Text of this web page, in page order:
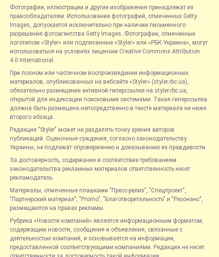
Фотографии, иллюстрации и другие изображения принадлежат их
правообладателям. Использование фотографий, отмеченных Getty
Images, допускается исключительно при наличии письменного
разрешения фотоагентства Getty Images. Фотографии, отмеченные
логотипом «Styler» или подписанные «Styler» или «РБК-Украина», могут
использоваться на условиях лицензии Creative Commons Attribution
4.0 International.
При полном или частичном воспроизведении информационных
материалов, опубликованных на вебсайте «Styler» (styler.rbc.ua),
обязательно размещение активной гиперссылки на styler.rbc.ua,
открытой для индексации поисковыми системами. Такая гиперссылка
должна быть размещена непосредственно в тексте материала не ниже
второго абзаца.
Редакция "Styler" может не разделять точку зрения авторов
публикаций. Оценочные суждения, согласно законодательству
Украины, не подлежат опровержению и доказыванию их правдивости.
За достоверность, содержание и соответствие требованиям
законодательства рекламных материалов ответственность несет
рекламодатель.
Материалы, отмеченные плашками "Пресс-релиз", "Спецпроект",
"Партнерский материал", "Promo", "Благотворительность" и "Резонанс",
размещаются на правах рекламы.
Рубрика «Новости компаний» является информационным форматом,
содержащим новости, сообщения и объявления, связанные с
деятельностью компаний, и основывается на информации,
предоставленной соответствующими компаниями. Редакция не несет